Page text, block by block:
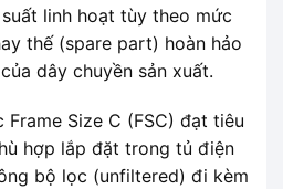
linh hoạt tùy theo mức
thế (spare part) hoàn hảo
dây chuyền sản xuất.
Size C (FSC) đạt tiêu
hợp lắp đặt trong tủ điện
bộ lọc (unfiltered) đi kèm